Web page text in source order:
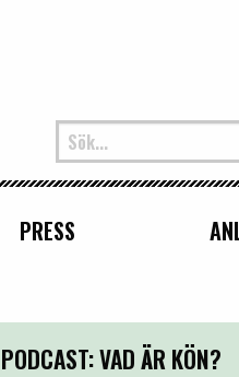
PRESS
PODCAST: VAD ÄR KÖN?